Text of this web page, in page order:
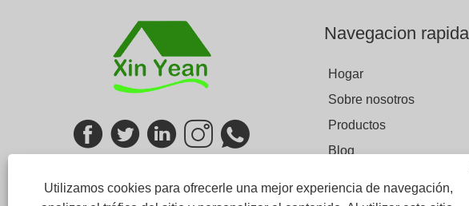
Utilizamos cookies para ofrecerle una mejor experiencia de navegación,
Navegacion rapida
Hogar
Sobre nosotros
Productos
Blog
Contáctenos